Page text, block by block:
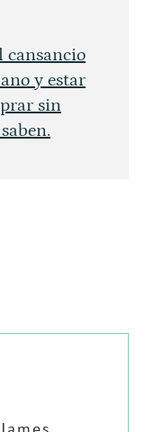
cansancio
y estar
sin